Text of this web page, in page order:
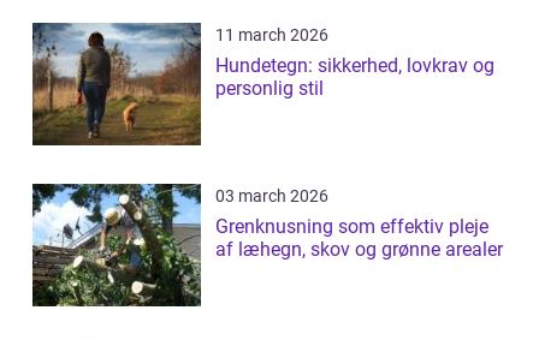
11 march 2026
Hundetegn: sikkerhed, lovkrav og
personlig stil
03 march 2026
Grenknusning som effektiv pleje
af læhegn, skov og grønne arealer